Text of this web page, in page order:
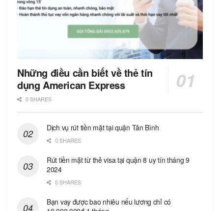
Những điều cần biết về thẻ tín
dụng American Express
0 SHARES
Dịch vụ rút tiền mặt tại quận Tân Bình
0 SHARES
Rút tiền mặt từ thẻ visa tại quận 8 uy tín tháng 9
2024
0 SHARES
Bạn vay được bao nhiêu nếu lương chỉ có